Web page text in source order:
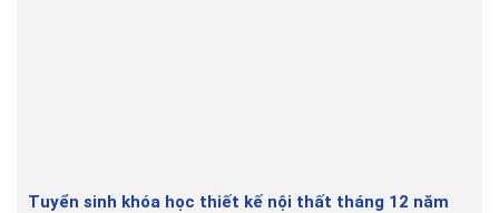
Tuyển sinh khóa học thiết kế nội thất tháng 12 năm